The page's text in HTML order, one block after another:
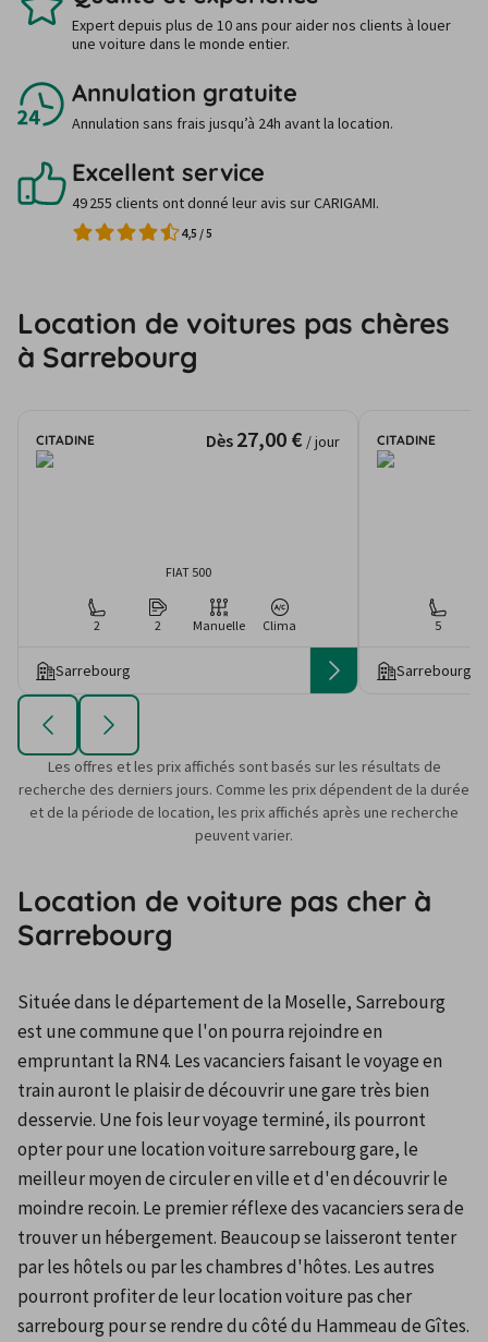
Expert depuis plus de 10 ans pour aider nos clients à louer
une voiture dans le monde entier.
Annulation gratuite
Annulation sans frais jusqu’à 24h avant la location.
Excellent service
49 255 clients ont donné leur avis sur CARIGAMI.
4,5 /5
Location de voitures pas chères
à Sarrebourg
CITADINE Dès 27,00 € / jour
FIAT 500
2 2 Manuelle Clima
Sarrebourg
CITADINE
5
Sarrebourg
Les offres et les prix affichés sont basés sur les résultats de
recherche des derniers jours. Comme les prix dépendent de la durée
et de la période de location, les prix affichés après une recherche
peuvent varier.
Location de voiture pas cher à
Sarrebourg
Située dans le département de la Moselle, Sarrebourg
est une commune que l'on pourra rejoindre en
empruntant la RN4. Les vacanciers faisant le voyage en
train auront le plaisir de découvrir une gare très bien
desservie. Une fois leur voyage terminé, ils pourront
opter pour une location voiture sarrebourg gare, le
meilleur moyen de circuler en ville et d'en découvrir le
moindre recoin. Le premier réflexe des vacanciers sera de
trouver un hébergement. Beaucoup se laisseront tenter
par les hôtels ou par les chambres d'hôtes. Les autres
pourront profiter de leur location voiture pas cher
sarrebourg pour se rendre du côté du Hammeau de Gîtes.